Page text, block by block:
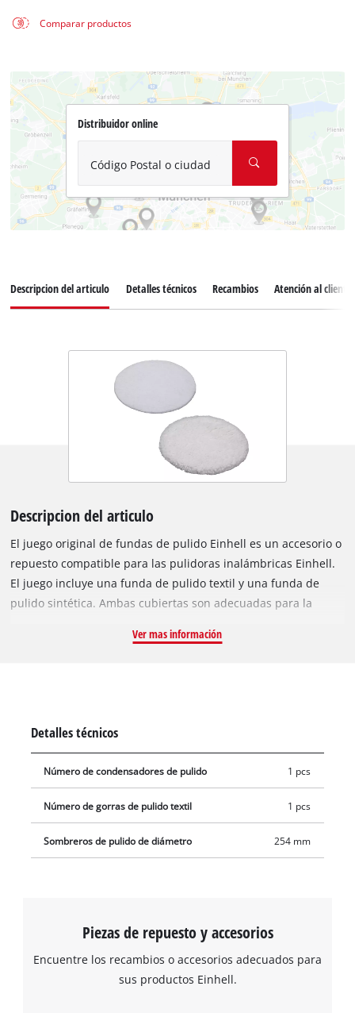
Comparar productos
Distribuidor online
Código Postal o ciudad
Descripcion del articulo Detalles técnicos Recambios Atención al cliente
Descripcion del articulo
El juego original de fundas de pulido Einhell es un accesorio o
repuesto compatible para las pulidoras inalámbricas Einhell.
El juego incluye una funda de pulido textil y una funda de
pulido sintética. Ambas cubiertas son adecuadas para la
Car Polisher CC-PO 90. La funda textil se puede utilizar para
Ver mas información
Detalles técnicos
Número de condensadores de pulido 1 pcs
Número de gorras de pulido textil 1 pcs
Sombreros de pulido de diámetro 254 mm
Piezas de repuesto y accesorios
Encuentre los recambios o accesorios adecuados para
sus productos Einhell.